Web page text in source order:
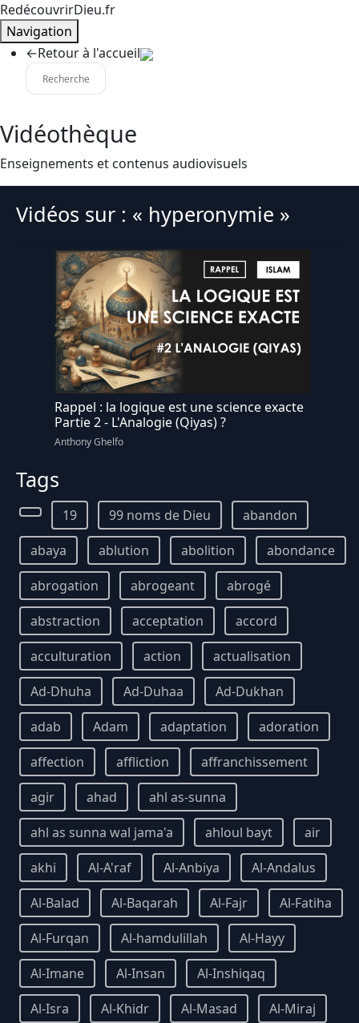
RedécouvrirDieu.fr
Navigation
←Retour à l'accueil
Vidéothèque
Enseignements et contenus audiovisuels
Vidéos sur : « hyperonymie »
Rappel : la logique est une science exacte
Partie 2 - L'Analogie (Qiyas) ?
Anthony Ghelfo
Tags
19 99 noms de Dieu
abandon
abaya
ablution abolition
abondance
abrogation
abrogeant
abrogé
abstraction
acceptation
accord
acculturation
action
actualisation
Ad-Dhuha
Ad-Duhaa
Ad-Dukhan
adab
Adam adaptation
adoration
affection
affliction
affranchissement
agir
ahad
ahl as-sunna
ahl as sunna wal jama'a
ahloul bayt
air
akhi
Al-A'raf Al-Anbiya
Al-Andalus
Al-Balad
Al-Baqarah Al-Fajr
Al-Fatiha
Al-Furqan
Al-hamdulillah
Al-Hayy
Al-Imane
Al-Insan
Al-Inshiqaq
Al-Isra
Al-Khidr Al-Masad
Al-Miraj